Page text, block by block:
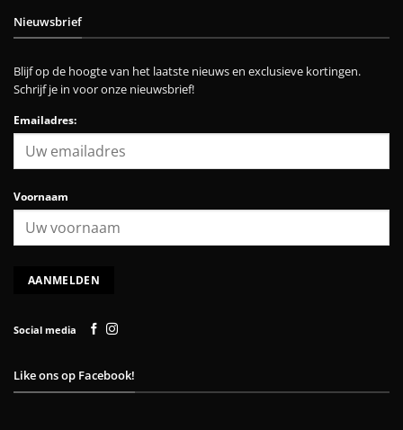
Nieuwsbrief
Blijf op de hoogte van het laatste nieuws en exclusieve kortingen.
Schrijf je in voor onze nieuwsbrief!
Emailadres:
Voornaam
Social media
Like ons op Facebook!